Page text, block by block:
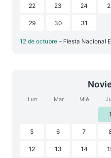
22 23 24
29 30 31
12 de octubre – Fiesta Nacional
Lun Mar Mié
1
5 6 7
12 13 14